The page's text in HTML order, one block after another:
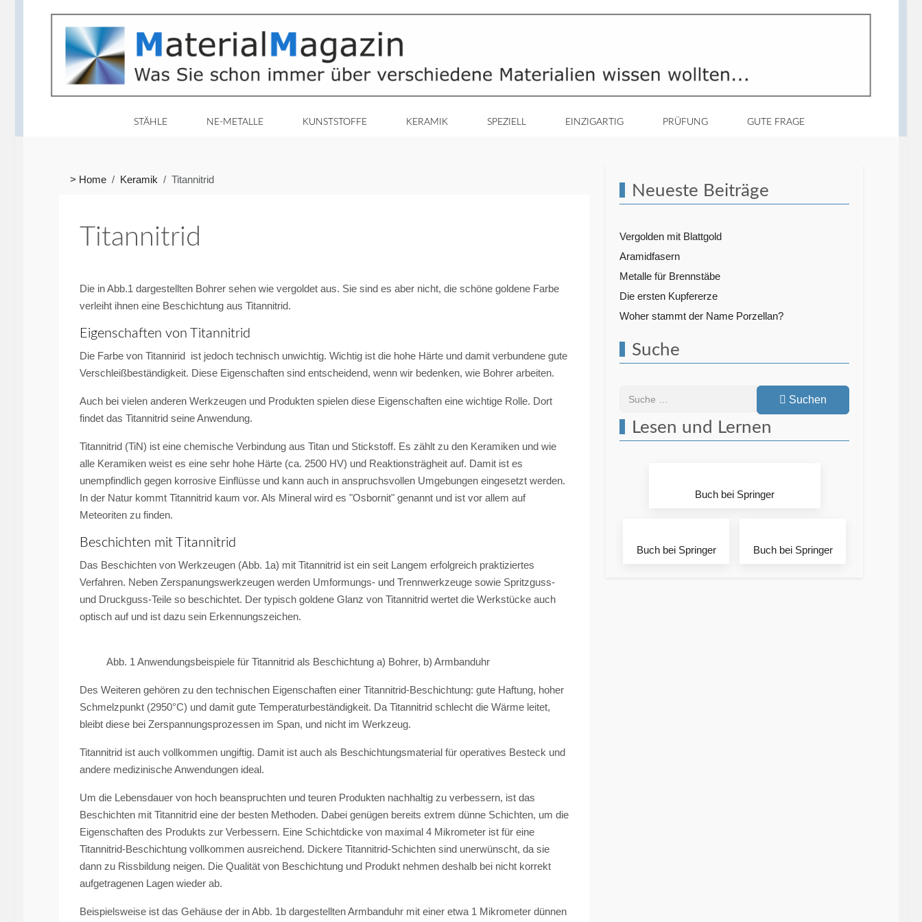
STÄHLE NE-METALLE KUNSTSTOFFE KERAMIK SPEZIELL EINZIGARTIG PRÜFUNG GUTE FRAGE
> Home Keramik Titannitrid
Titannitrid
Die in Abb.1 dargestellten Bohrer sehen wie vergoldet aus. Sie sind es aber nicht, die schöne goldene Farbe
verleiht ihnen eine Beschichtung aus Titannitrid.
Eigenschaften von Titannitrid
Die Farbe von Titannirid ist jedoch technisch unwichtig. Wichtig ist die hohe Härte und damit verbundene gute
Verschleißbeständigkeit. Diese Eigenschaften sind entscheidend, wenn wir bedenken, wie Bohrer arbeiten.
Auch bei vielen anderen Werkzeugen und Produkten spielen diese Eigenschaften eine wichtige Rolle. Dort
findet das Titannitrid seine Anwendung.
Titannitrid (TiN) ist eine chemische Verbindung aus Titan und Stickstoff. Es zählt zu den Keramiken und wie
alle Keramiken weist es eine sehr hohe Härte (ca. 2500 HV) und Reaktionsträgheit auf. Damit ist es
unempfindlich gegen korrosive Einflüsse und kann auch in anspruchsvollen Umgebungen eingesetzt werden.
In der Natur kommt Titannitrid kaum vor. Als Mineral wird es "Osbornit" genannt und ist vor allem auf
Meteoriten zu finden.
Beschichten mit Titannitrid
Das Beschichten von Werkzeugen (Abb. 1a) mit Titannitrid ist ein seit Langem erfolgreich praktiziertes
Verfahren. Neben Zerspanungswerkzeugen werden Umformungs- und Trennwerkzeuge sowie Spritzguss-
und Druckguss-Teile so beschichtet. Der typisch goldene Glanz von Titannitrid wertet die Werkstücke auch
optisch auf und ist dazu sein Erkennungszeichen.
Abb. 1 Anwendungsbeispiele für Titannitrid als Beschichtung a) Bohrer, b) Armbanduhr
Des Weiteren gehören zu den technischen Eigenschaften einer Titannitrid-Beschichtung: gute Haftung, hoher
Schmelzpunkt (2950°C) und damit gute Temperaturbeständigkeit. Da Titannitrid schlecht die Wärme leitet,
bleibt diese bei Zerspannungsprozessen im Span, und nicht im Werkzeug.
Titannitrid ist auch vollkommen ungiftig. Damit ist auch als Beschichtungsmaterial für operatives Besteck und
andere medizinische Anwendungen ideal.
Um die Lebensdauer von hoch beanspruchten und teuren Produkten nachhaltig zu verbessern, ist das
Beschichten mit Titannitrid eine der besten Methoden. Dabei genügen bereits extrem dünne Schichten, um die
Eigenschaften des Produkts zur Verbessern. Eine Schichtdicke von maximal 4 Mikrometer ist für eine
Titannitrid-Beschichtung vollkommen ausreichend. Dickere Titannitrid-Schichten sind unerwünscht, da sie
dann zu Rissbildung neigen. Die Qualität von Beschichtung und Produkt nehmen deshalb bei nicht korrekt
aufgetragenen Lagen wieder ab.
Beispielsweise ist das Gehäuse der in Abb. 1b dargestellten Armbanduhr mit einer etwa 1 Mikrometer dünnen
Neueste Beiträge
Vergolden mit Blattgold
Aramidfasern
Metalle für Brennstäbe
Die ersten Kupfererze
Woher stammt der Name Porzellan?
Suche
Suchen
Suchen
Lesen und Lernen
Buch bei Springer
Buch bei Springer Buch bei Springer